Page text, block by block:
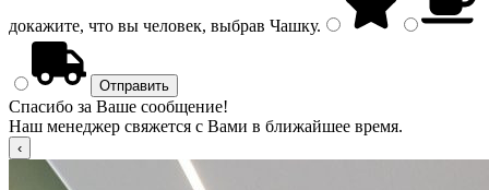
докажите, что вы человек, выбрав Чашку.
Спасибо за Ваше сообщение!
Наш менеджер свяжется с Вами в ближайшее время.